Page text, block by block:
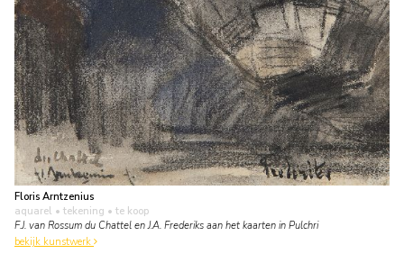
Floris Arntzenius
aquarel • tekening • te koop
F.J. van Rossum du Chattel en J.A. Frederiks aan het kaarten in Pulchri
bekijk kunstwerk